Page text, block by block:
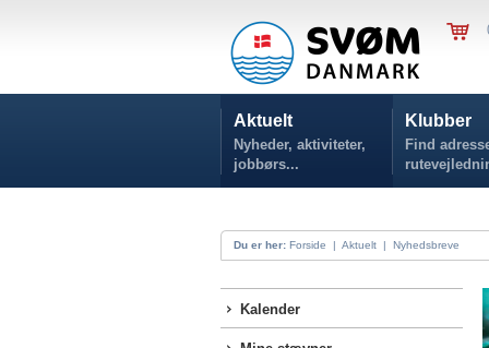
Aktuelt
Nyheder, aktiviteter,
jobbørs...
Klubber
Find
Du er her: Forside | Aktuelt | Nyhedsbreve
Kalender